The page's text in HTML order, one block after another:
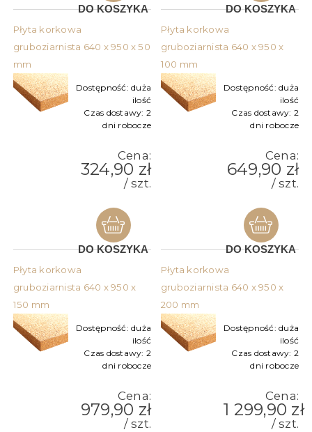
DO KOSZYKA DO KOSZYKA
Płyta korkowa
gruboziarnista 640 x 950 x 50
mm
Dostępność: duża
ilość
Czas dostawy: 2
dni robocze
Cena:
324,90 zł
/ szt.
DO KOSZYKA
Płyta korkowa
gruboziarnista 640 x 950 x
100 mm
Dostępność: duża
ilość
Czas dostawy: 2
dni robocze
Cena:
649,90 zł
/ szt.
DO KOSZYKA
Płyta korkowa
gruboziarnista 640 x 950 x
150 mm
Dostępność: duża
ilość
Czas dostawy: 2
dni robocze
Cena:
979,90 zł
/ szt.
Płyta korkowa
gruboziarnista 640 x 950 x
200 mm
Dostępność: duża
ilość
Czas dostawy: 2
dni robocze
Cena:
1 299,90 zł
/ szt.